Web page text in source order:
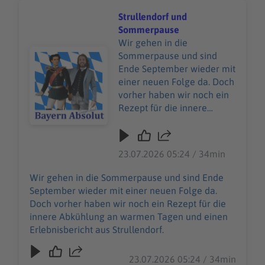
Audiotitel - Strullendorf und Sommerpause
Strullendorf und
Sommerpause
Wir gehen in die
Sommerpause und sind
Ende September wieder mit
einer neuen Folge da. Doch
vorher haben wir noch ein
Rezept für die innere
Tagen und einen
Strullendorf.
23.07.2026 05:24 / 34min
Wir gehen in die Sommerpause und sind Ende
September wieder mit einer neuen Folge da.
Doch vorher haben wir noch ein Rezept für die
innere Abkühlung an warmen Tagen und einen
Erlebnisbericht aus Strullendorf.
23.07.2026 05:24 / 34min